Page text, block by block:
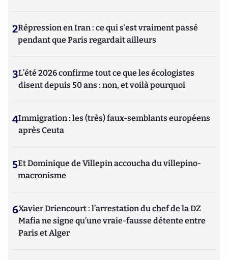
2Répression en Iran : ce qui s'est vraiment passé
pendant que Paris regardait ailleurs
3L’été 2026 confirme tout ce que les écologistes
disent depuis 50 ans : non, et voilà pourquoi
4Immigration : les (très) faux-semblants européens
après Ceuta
5Et Dominique de Villepin accoucha du villepino-
macronisme
6Xavier Driencourt : l’arrestation du chef de la DZ
Mafia ne signe qu’une vraie-fausse détente entre
Paris et Alger